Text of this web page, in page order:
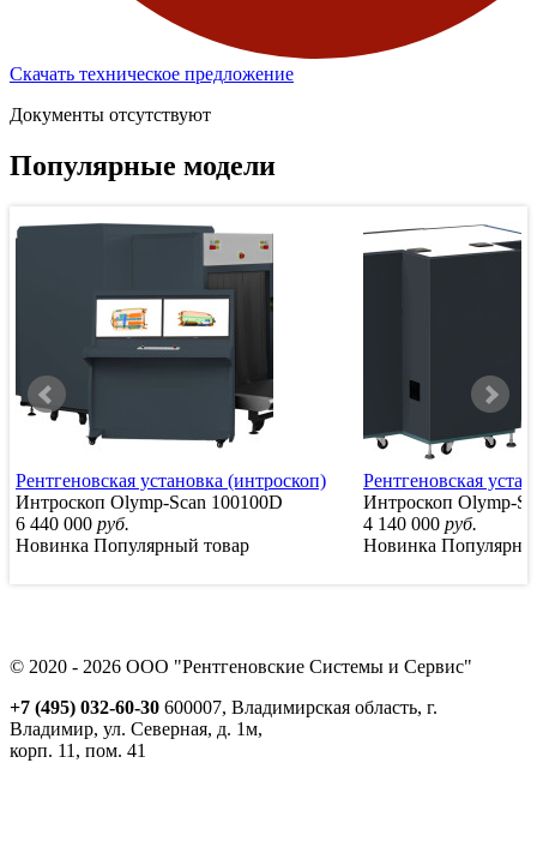
Скачать техническое предложение
Документы отсутствуют
Популярные модели
Рентгеновская установка (интроскоп)
Интроскоп Olymp-Scan 100100D
6 440 000 руб.
Новинка Популярный товар
Рентгеновская
Интроскоп Olymp-
4 140 000 руб.
Новинка
© 2020 - 2026 ООО "Рентгеновские Системы и Сервис"
+7 (495) 032-60-30 600007, Владимирская область, г.
Владимир, ул. Северная, д. 1м,
корп. 11, пом. 41